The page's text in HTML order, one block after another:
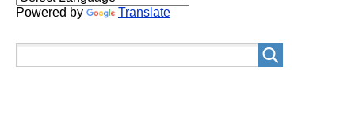
Powered by Translate